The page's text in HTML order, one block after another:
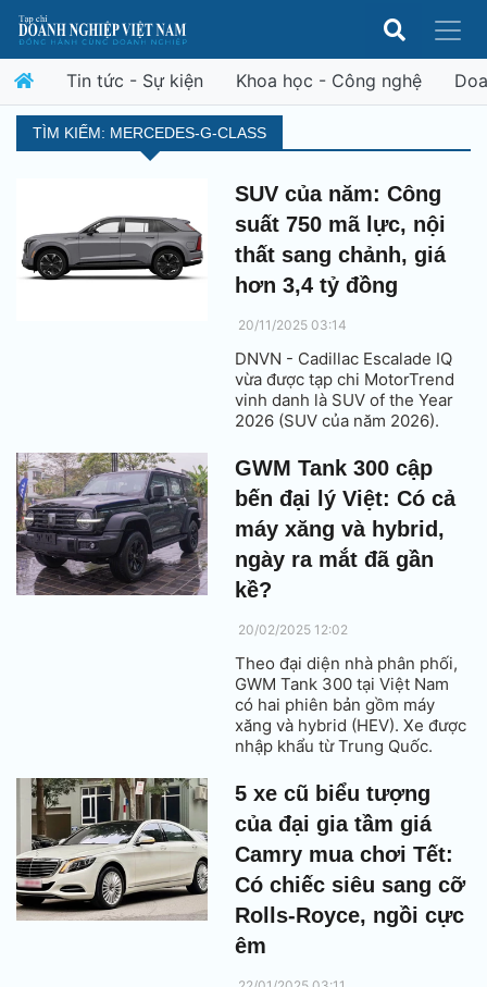
Tin tức - Sự kiện Khoa học - Công nghệ
TÌM KIẾM: MERCEDES-G-CLASS
SUV của năm: Công
suất 750 mã lực, nội
thất sang chảnh, giá
hơn 3,4 tỷ đồng
20/11/2025 03:14
DNVN - Cadillac Escalade IQ
vừa được tạp chi MotorTrend
vinh danh là SUV of the Year
2026 (SUV của năm 2026).
GWM Tank 300 cập
bến đại lý Việt: Có cả
máy xăng và hybrid,
ngày ra mắt đã gần
kề?
20/02/2025 12:02
Theo đại diện nhà phân phối,
GWM Tank 300 tại Việt Nam
có hai phiên bản gồm máy
xăng và hybrid (HEV). Xe được
nhập khẩu từ Trung Quốc.
5 xe cũ biểu tượng
của đại gia tầm giá
Camry mua chơi Tết:
Có chiếc siêu sang cỡ
Rolls-Royce, ngồi cực
êm